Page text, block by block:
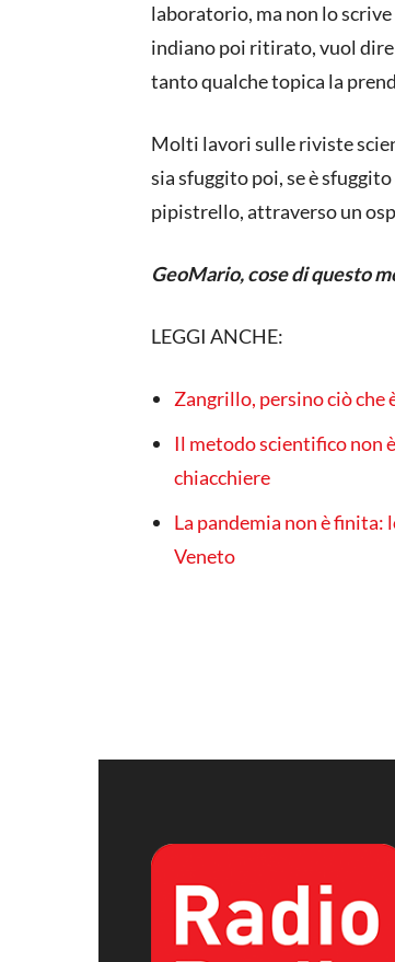
laboratorio, ma non lo
indiano poi ritirato, vuol dire
tanto qualche topica la
Molti lavori sulle riviste
sia sfuggito poi, se è
pipistrello, attraverso un
GeoMario, cose di questo
LEGGI ANCHE:
Zangrillo, persino ciò che
Il metodo scientifico non
chiacchiere
La pandemia non è
Veneto